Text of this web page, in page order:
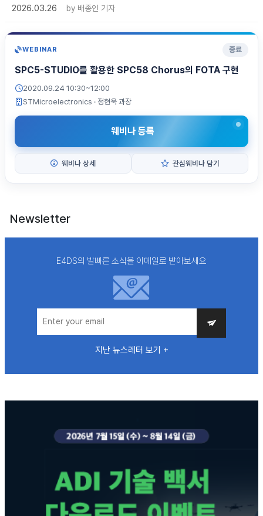
2026.03.26 by 배종인 기자
WEBINAR 종료
SPC5-STUDIO를 활용한 SPC58 Chorus의 FOTA 구현
2020.09.24 10:30~12:00
STMicroelectronics · 정현욱 과장
웨비나 등록
웨비나 상세 관심웨비나 담기
Newsletter
E4DS의 발빠른 소식을 이메일로 받아보세요
지난 뉴스레터 보기 +